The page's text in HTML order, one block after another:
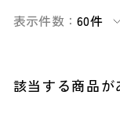
表示件数：60件
該当する商品が